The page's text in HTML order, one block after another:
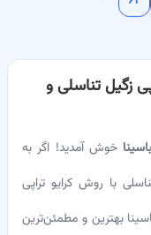
زگیل تناسلی و
خوش آمدید! اگر به
با روش کرایو تراپی
بهترین و مطمئن‌ترین